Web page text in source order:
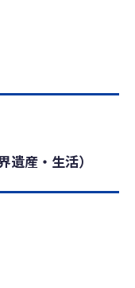
産・生活）